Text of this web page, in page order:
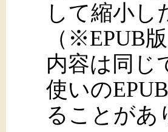
して縮小し
（※EPUB
内容は同じ
使いの
ることがあ